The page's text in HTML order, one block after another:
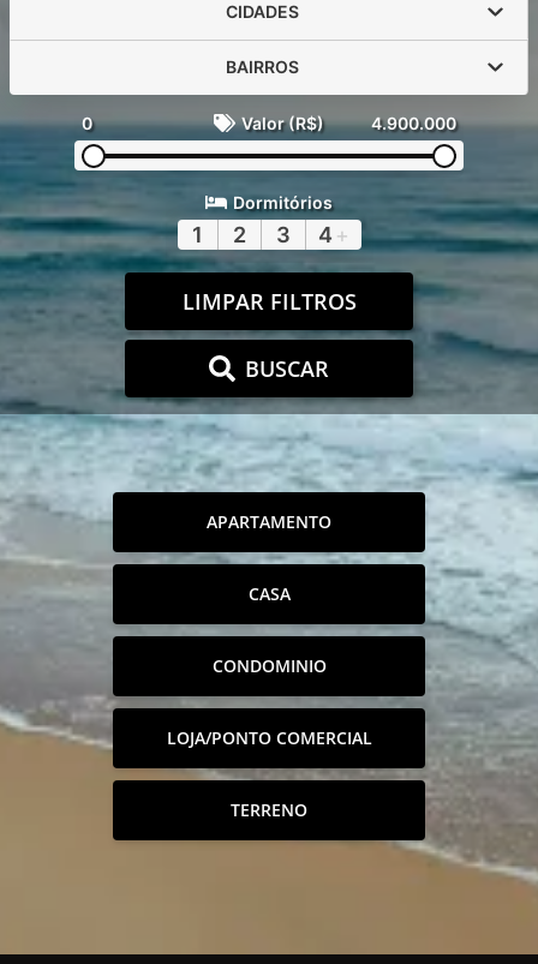
CIDADES
BAIRROS
0 Valor (R$) 4.900.000
Dormitórios
1 2 3 4 +
LIMPAR FILTROS
BUSCAR
APARTAMENTO
CASA
CONDOMINIO
LOJA/PONTO COMERCIAL
TERRENO